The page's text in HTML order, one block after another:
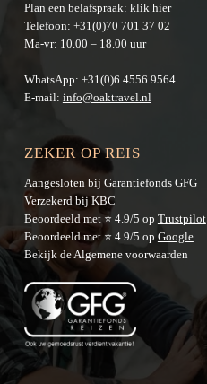
Plan een belafspraak: klik hier
Telefoon: +31(0)70 701 37 02
Ma-vr: 10.00 – 18.00 uur
WhatsApp: +31(0)6 4556 9564
E-mail: info@oaktravel.nl
ZEKER OP REIS
Aangesloten bij Garantiefonds GFG
Verzekerd bij KBC
Beoordeeld met ⭐ 4.9/5 op Trustpilot
Beoordeeld met ⭐ 4.9/5 op Google
Bekijk deAlgemene voorwaarden